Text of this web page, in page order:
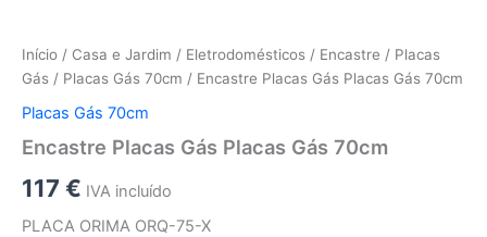
Início / Casa e Jardim / Eletrodomésticos / Encastre / Placas
Gás / Placas Gás 70cm / Encastre Placas Gás Placas Gás 70cm
Placas Gás 70cm
Encastre Placas Gás Placas Gás 70cm
117 € IVA incluído
PLACA ORIMA ORQ-75-X